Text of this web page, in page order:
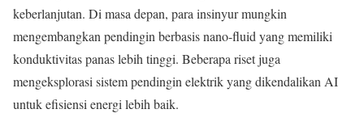
keberlanjutan. Di masa depan, para insinyur mungkin
mengembangkan pendingin berbasis nano-fluid yang memiliki
konduktivitas panas lebih tinggi. Beberapa riset juga
mengeksplorasi sistem pendingin elektrik yang dikendalikan AI
untuk efisiensi energi lebih baik.